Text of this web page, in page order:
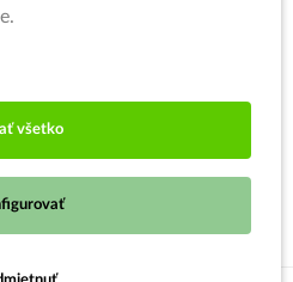
všetko